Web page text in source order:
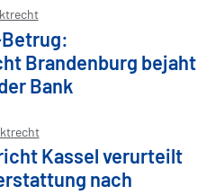
Brandenburg bejaht
Bank
Kassel verurteilt
nach